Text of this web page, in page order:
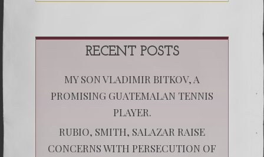
RECENT POSTS
MY SON VLADIMIR BITKOV, A
PROMISING GUATEMALAN TENNIS
PLAYER.
RUBIO, SMITH, SALAZAR RAISE
CONCERNS WITH PERSECUTION OF